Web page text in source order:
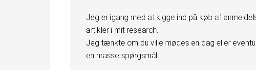
Jeg er igang med at kigge ind på køb af
artikler i mit research.
Jeg tænkte om du ville mødes en dag eller
en masse spørgsmål.